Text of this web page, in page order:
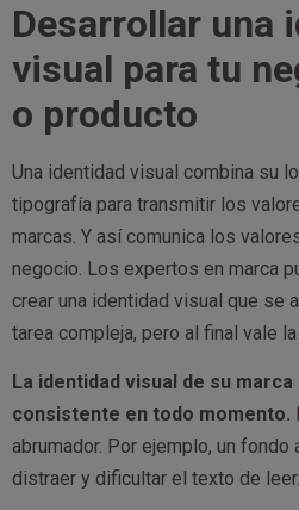
Desarrollar una
visual para tu
o producto
Una identidad visual combina su
tipografía para transmitir los
marcas. Y así comunica los
negocio. Los expertos en marca
crear una identidad visual que se
tarea compleja, pero al final vale la
La identidad visual de su
consistente en todo momento.
abrumador. Por ejemplo, un
distraer y dificultar el texto de leer.